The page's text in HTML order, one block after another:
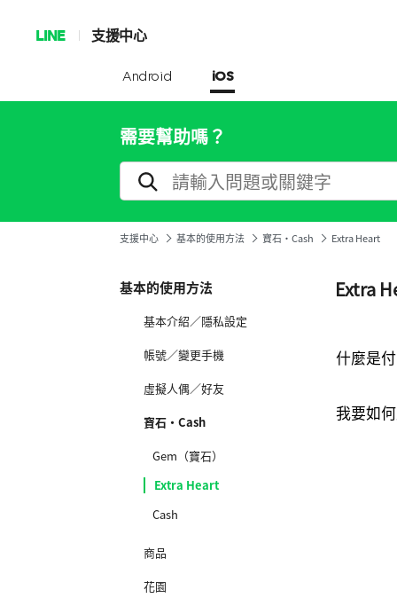
LINE 支援中心
Android iOS
需要幫助嗎？
支援中心 基本的使用方法 寶石·Cash Extra Heart
基本的使用方法
基本介紹／隱私設定
帳號／變更手機
虛擬人偶／好友
寶石·Cash
Gem（寶石）
Extra Heart
Cash
商品
花園
Extra
什麼是
我要如